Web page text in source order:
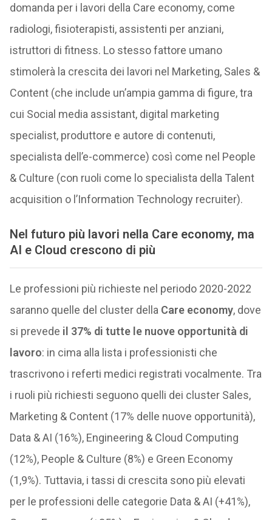
domanda per i lavori della Care economy, come
radiologi, fisioterapisti, assistenti per anziani,
istruttori di fitness. Lo stesso fattore umano
stimolerà la crescita dei lavori nel Marketing, Sales &
Content (che include un’ampia gamma di figure, tra
cui Social media assistant, digital marketing
specialist, produttore e autore di contenuti,
specialista dell’e-commerce) così come nel People
& Culture (con ruoli come lo specialista della Talent
acquisition o l’Information Technology recruiter).
Nel futuro più lavori nella Care economy, ma
AI e Cloud crescono di più
Le professioni più richieste nel periodo 2020-2022
saranno quelle del cluster della Care economy, dove
si prevede il 37% di tutte le nuove opportunità di
lavoro: in cima alla lista i professionisti che
trascrivono i referti medici registrati vocalmente. Tra
i ruoli più richiesti seguono quelli dei cluster Sales,
Marketing & Content (17% delle nuove opportunità),
Data & AI (16%), Engineering & Cloud Computing
(12%), People & Culture (8%) e Green Economy
(1,9%). Tuttavia, i tassi di crescita sono più elevati
per le professioni delle categorie Data & AI (+41%),